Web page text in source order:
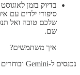
סיפורי ילדים עם
שלכם טובה ואל
שם.
איך משתמשים?
נכנסים ל-Gemini ובוחרים באופציה של Storybook בסרגל בצד שמאל.